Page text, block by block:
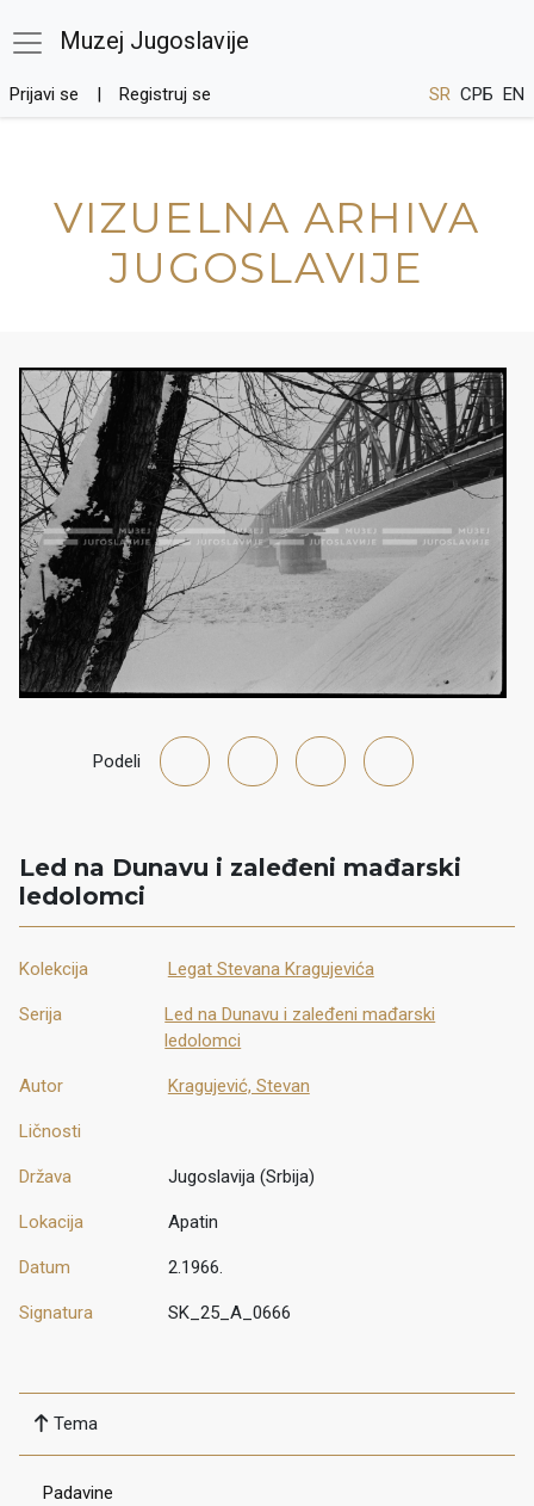
Muzej Jugoslavije
Prijavi se Registruj se SR СРБ EN
VIZUELNA ARHIVA
JUGOSLAVIJE
Podeli
Led na Dunavu i zaleđeni mađarski
ledolomci
Kolekcija Legat Stevana Kragujevića
Serija
Led na Dunavu i zaleđeni mađarski
ledolomci
Autor Kragujević, Stevan
Ličnosti
Država Jugoslavija (Srbija)
Lokacija Apatin
Datum 2.1966.
Signatura SK_25_A_0666
Tema
Padavine